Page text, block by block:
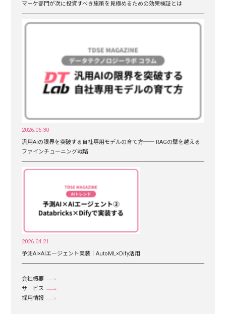
マーケ部門が次に投資すべき施策を見極めるための効果検証とは
2026.06.30
汎用AIの限界を突破する自社専用モデルの育て方── RAGの壁を越える
ファインチューニング戦略
2026.04.21
予測AI×AIエージェント実装｜AutoML×Dify活用
会社概要
サービス
採用情報